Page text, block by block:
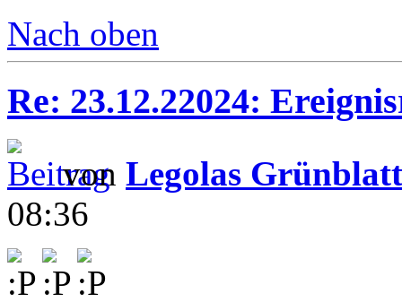
Nach oben
Re: 23.12.22024:
von Legolas Grünblatt
08:36